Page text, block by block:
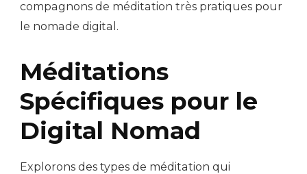
compagnons de méditation très pratiques pour
le nomade digital.
Méditations
Spécifiques pour le
Digital Nomad
Explorons des types de méditation qui